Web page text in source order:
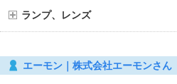
ランプ、レンズ
エーモン｜株式会社エーモンさん